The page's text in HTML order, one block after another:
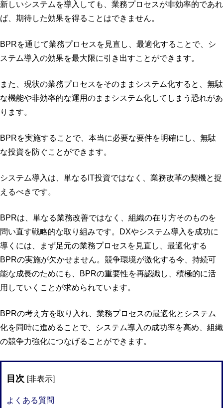
新しいシステムを導入しても、業務プロセスが非効率的であれ
ば、期待した効果を得ることはできません。
BPRを通じて業務プロセスを見直し、最適化することで、シ
ステム導入の効果を最大限に引き出すことができます。
また、現状の業務プロセスをそのままシステム化すると、無駄
な機能や非効率的な運用のままシステム化してしまう恐れがあ
ります。
BPRを実施することで、本当に必要な要件を明確にし、無駄
な投資を防ぐことができます。
システム導入は、単なるIT投資ではなく、業務改革の契機と捉
えるべきです。
BPRは、単なる業務改善ではなく、組織の在り方そのものを
問い直す戦略的な取り組みです。DXやシステム導入を成功に
導くには、まず足元の業務プロセスを見直し、最適化する
BPRの実施が欠かせません。競争環境が激化する今、持続可
能な成長のためにも、BPRの重要性を再認識し、積極的に活
用していくことが求められています。
BPRの考え方を取り入れ、業務プロセスの最適化とシステム
化を同時に進めることで、システム導入の成功率を高め、組織
の競争力強化につなげることができます。
目次 [非表示]
よくある質問